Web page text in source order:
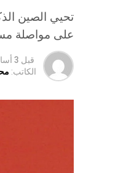
على مواصلة
قبل 3 أسابيع
الكاتب: